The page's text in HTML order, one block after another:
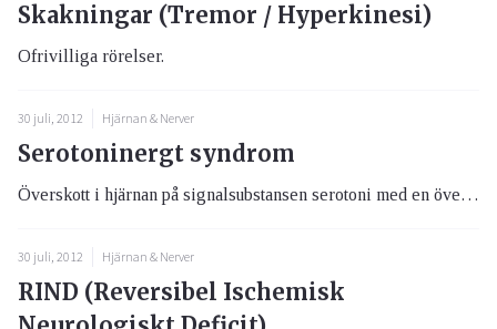
Skakningar (Tremor / Hyperkinesi)
Ofrivilliga rörelser.
30 juli, 2012 Hjärnan & Nerver
Serotoninergt syndrom
Överskott i hjärnan på signalsubstansen serotoni med en överaktivitet i det sk serotoninerga systemet som följd.
30 juli, 2012 Hjärnan & Nerver
RIND (Reversibel Ischemisk